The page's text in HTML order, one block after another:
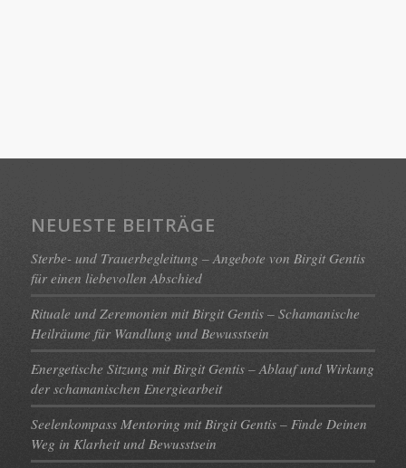
NEUESTE BEITRÄGE
Sterbe- und Trauerbegleitung – Angebote von Birgit Gentis
für einen liebevollen Abschied
Rituale und Zeremonien mit Birgit Gentis – Schamanische
Heilräume für Wandlung und Bewusstsein
Energetische Sitzung mit Birgit Gentis – Ablauf und Wirkung
der schamanischen Energiearbeit
Seelenkompass Mentoring mit Birgit Gentis – Finde Deinen
Weg in Klarheit und Bewusstsein